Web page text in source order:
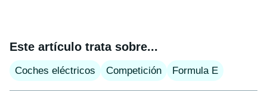
Este artículo trata sobre...
Coches eléctricos Competición Formula E